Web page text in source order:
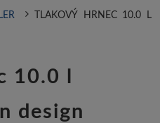
TLAKOVÝ HRNEC 10.0 L
10.0 l
design